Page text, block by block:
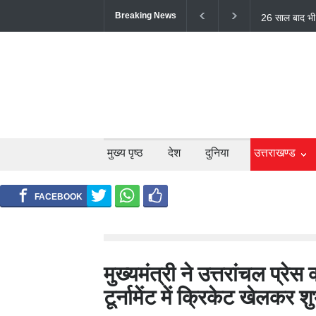
Breaking News
टिहरी में
लोगों की मौत;
मुख्य पृष्ठ देश दुनिया उत्तराखण्ड
मुख्यमंत्री ने उत्तरांचल प्रेस
टूर्नामेंट में क्रिकेट खेलकर